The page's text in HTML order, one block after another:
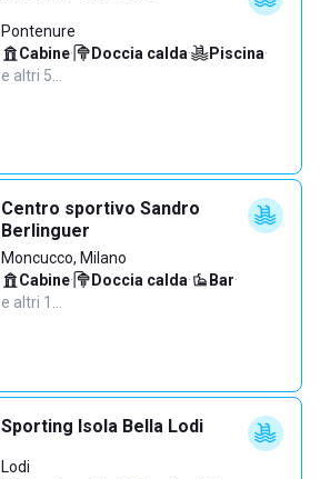
Pontenure
Cabine· Doccia calda· Piscina·
e altri 5…
Centro sportivo Sandro
Berlinguer
Moncucco, Milano
Cabine· Doccia calda· Bar·
e altri 1…
Sporting Isola Bella Lodi
Lodi